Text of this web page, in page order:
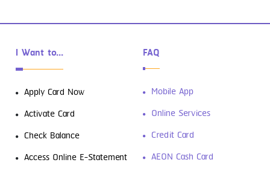
I Want to...
Apply Card Now
Activate Card
Check Balance
Access Online E-Statement
FAQ
Mobile App
Online Services
Credit Card
AEON Cash Card